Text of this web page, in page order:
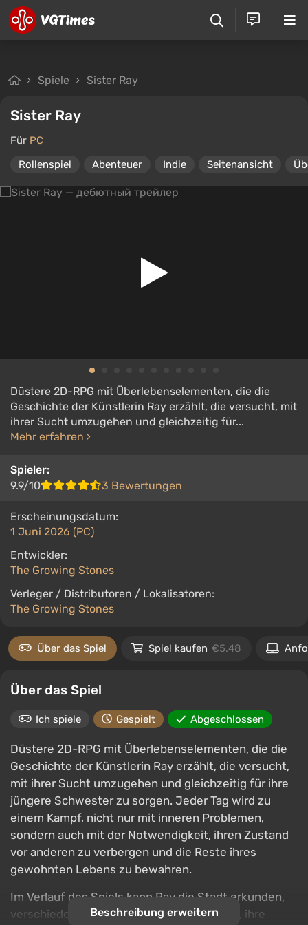
Spiele Sister Ray
Sister Ray
Für PC
Rollenspiel
Abenteuer Indie Seitenansicht
Düstere 2D-RPG mit Überlebenselementen, die die
Geschichte der Künstlerin Ray erzählt, die versucht, mit
ihrer Sucht umzugehen und gleichzeitig für...
Mehr erfahren
Spieler:
9.9/10
3 Bewertungen
Erscheinungsdatum:
1 Juni 2026 (PC)
Entwickler:
The Growing Stones
Verleger / Distributoren / Lokalisatoren:
The Growing Stones
Über das Spiel Spiel kaufen €5.48
Über das Spiel
Ich spiele Gespielt Abgeschlossen
Düstere 2D-RPG mit Überlebenselementen, die die
Geschichte der Künstlerin Ray erzählt, die versucht,
mit ihrer Sucht umzugehen und gleichzeitig für ihre
jüngere Schwester zu sorgen. Jeder Tag wird zu
einem Kampf, nicht nur mit inneren Problemen,
sondern auch mit der Notwendigkeit, ihren Zustand
vor anderen zu verbergen und die Reste ihres
gewohnten Lebens zu bewahren.
Im Verlauf des Spiels kann Ray die Stadt erkunden,
verschiedene Orte besuchen, Bilder malen, ihre
Beschreibung erweitern